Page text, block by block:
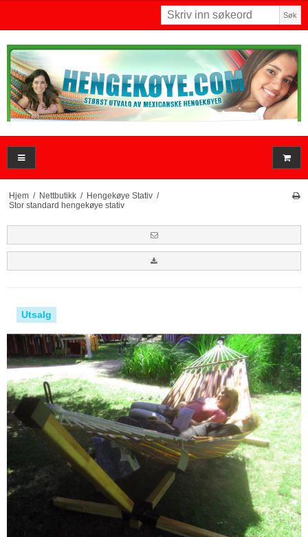
Søk
Hjem / Nettbutikk / Hengekøye Stativ /
Stor standard hengekøye stativ
Utsalg